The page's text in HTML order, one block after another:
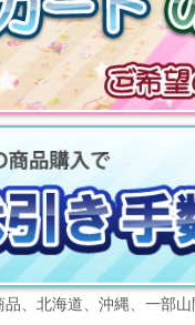
、北海道、沖縄、一部山